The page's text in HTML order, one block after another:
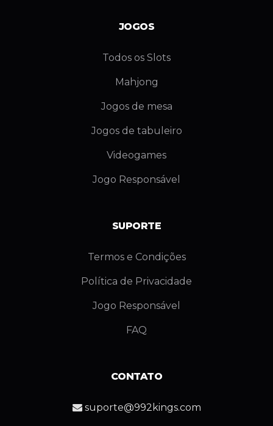
JOGOS
Todos os Slots
Mahjong
Jogos de mesa
Jogos de tabuleiro
Videogames
Jogo Responsável
SUPORTE
Termos e Condições
Política de Privacidade
Jogo Responsável
FAQ
CONTATO
suporte@992kings.com